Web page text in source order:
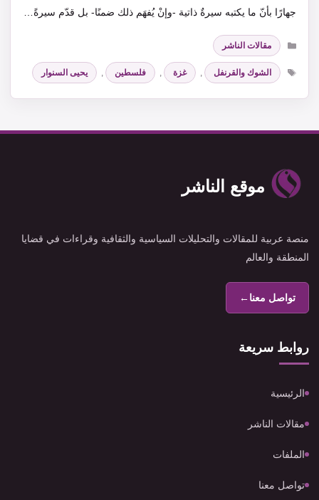
جهارًا بأنّ ما يكتبه سيرةٌ ذاتية -وإنْ يُفهَم ذلك ضمنًا- بل قدّم سيرةً…
التصنيفات
مقالات الناشر
الوسوم
الشوك والقرنفل , غزة , فلسطين , يحيى السنوار
موقع الناشر
منصة عربية للمقالات والتحليلات السياسية والثقافية وقراءات في قضايا
المنطقة والعالم
تواصل معنا←
روابط سريعة
الرئيسية
مقالات الناشر
الملفات
تواصل معنا